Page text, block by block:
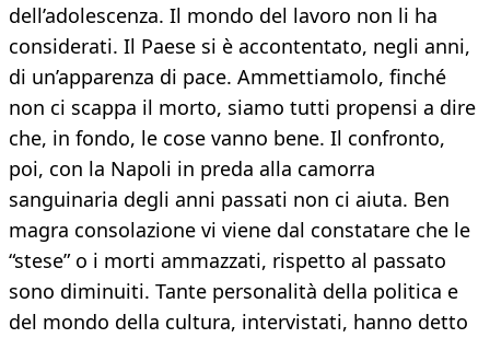
dell’adolescenza. Il mondo del lavoro non li ha
considerati. Il Paese si è accontentato, negli anni,
di un’apparenza di pace. Ammettiamolo, finché
non ci scappa il morto, siamo tutti propensi a dire
che, in fondo, le cose vanno bene. Il confronto,
poi, con la Napoli in preda alla camorra
sanguinaria degli anni passati non ci aiuta. Ben
magra consolazione vi viene dal constatare che le
“stese” o i morti ammazzati, rispetto al passato
sono diminuiti. Tante personalità della politica e
del mondo della cultura, intervistati, hanno detto